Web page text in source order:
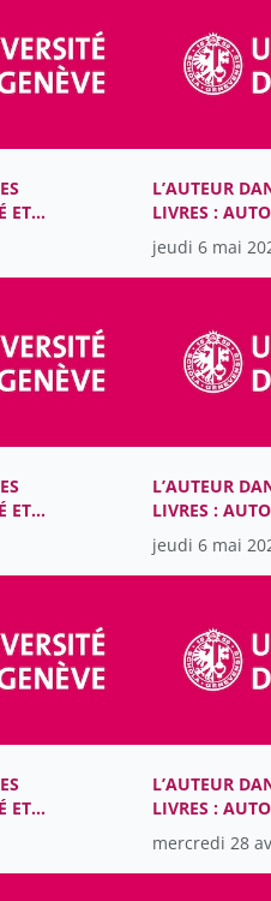
ET
LES
L’AUTEUR
LIVRES :
MATÉRIALITÉ
DU MOYEN
jeudi 6 mai
ET
LES
L’AUTEUR
LIVRES :
MATÉRIALITÉ
DU MOYEN
jeudi 6 mai
ET
LES
L’AUTEUR
LIVRES :
MATÉRIALITÉ
DU MOYEN
mercredi 28